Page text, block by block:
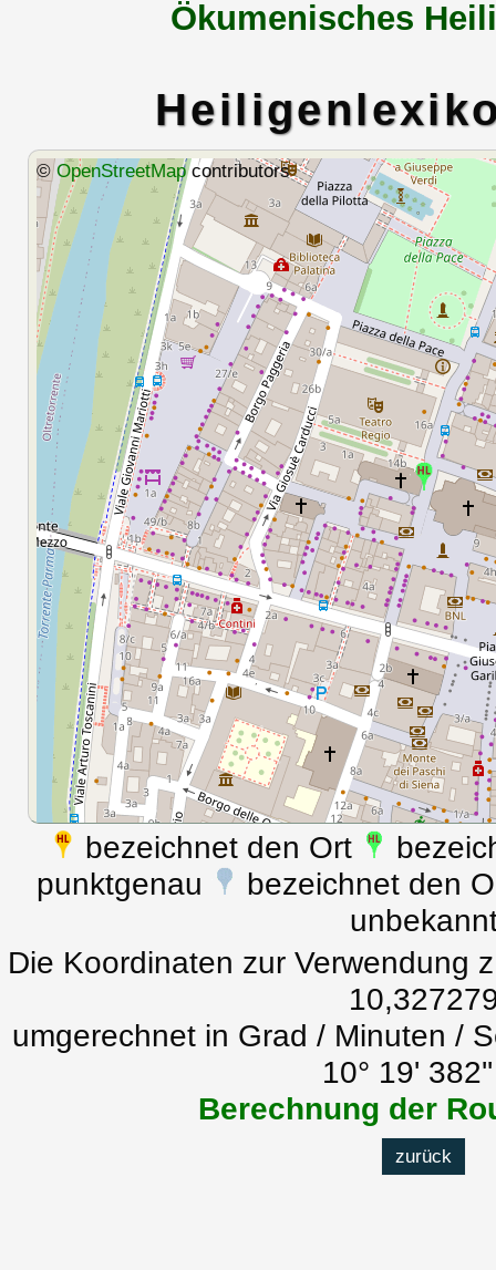
Ökumenisches
©OpenStreetMapcontributors
bezeichnet den Ort
punktgenau
bezeichnet den
Die Koordinaten zur Verwendung
umgerechnet in Grad / Minuten /
10° 19'
Berechnung der